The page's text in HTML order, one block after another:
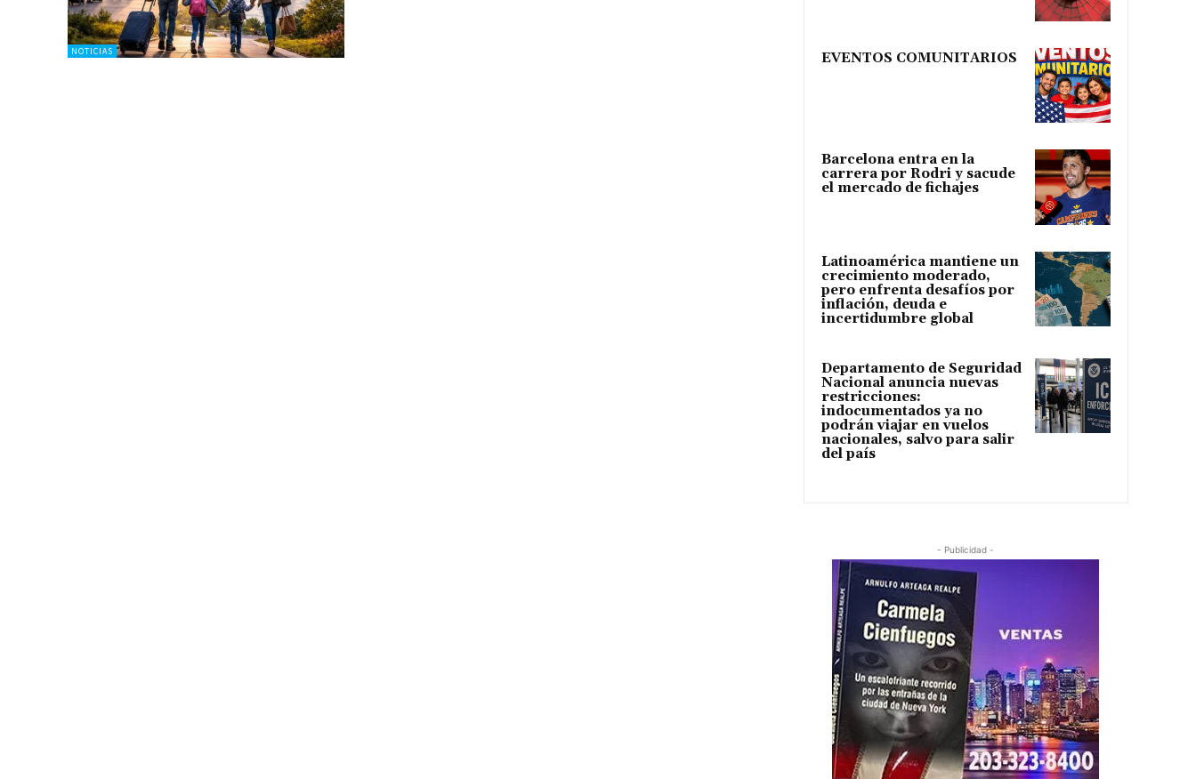
NOTICIAS EVENTOS COMUNITARIOS
Barcelona entra en la
carrera por Rodri y sacude
el mercado de fichajes
Latinoamérica mantiene un
crecimiento moderado,
pero enfrenta desafíos por
inflación, deuda e
incertidumbre global
Departamento de Seguridad
Nacional anuncia nuevas
restricciones:
indocumentados ya no
podrán viajar en vuelos
nacionales, salvo para salir
del país
- Publicidad -